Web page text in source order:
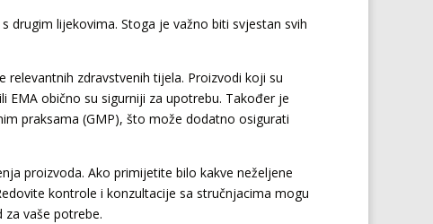
drugim lijekovima. Stoga je važno biti svjestan svih
zdravstvenih tijela. Proizvodi koji su
obično su sigurniji za upotrebu. Također je
praksama (GMP), što može dodatno osigurati
proizvoda. Ako primijetite bilo kakve neželjene
kontrole i konzultacije sa stručnjacima mogu
vaše potrebe.